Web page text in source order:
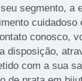
segmento, a
conosco,
disposição,
com a sua